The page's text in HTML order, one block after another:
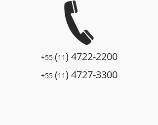
+55 (11) 4722-2200
+55 (11) 4727-3300